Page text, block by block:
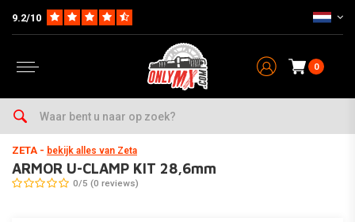
9.2/10
0
Home Stuur & Accesoires
ZETA - bekijk alles van Zeta
ARMOR U-CLAMP KIT 28,6mm
0/5 (0 reviews)